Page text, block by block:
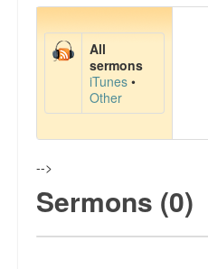
文章分享
FaceBook 網頁
聯絡我們
All
sermons
iTunes •
Other
-->
Sermons (0)